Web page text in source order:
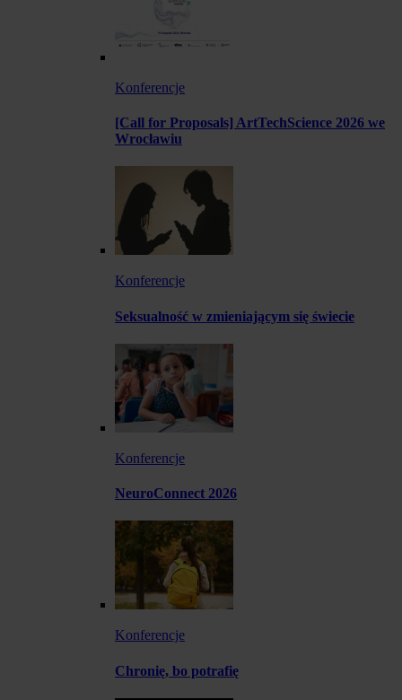
Konferencje
[Call for Proposals] ArtTechScience 2026 we
Wrocławiu
Konferencje
Seksualność w zmieniającym się świecie
Konferencje
NeuroConnect 2026
Konferencje
Chronię, bo potrafię